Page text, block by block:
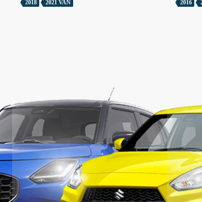
2018 2021 VAN 2016